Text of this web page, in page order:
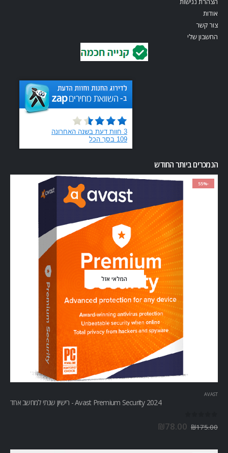
הצהרת נגישות
אודות
צור קשר
החשבון שלי
הנמכרים ביותר החודש
-55%
המלאי אזל
AVAST
Avast Premium Security 2024 - רישיון שנתי למחשב אחד
₪175.00
₪78.00